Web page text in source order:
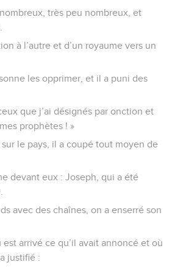
très peu nombreux, et
à l’autre et d’un royaume vers un
les opprimer, et il a puni des
que j’ai désignés par onction et
prophètes ! »
le pays, il a coupé tout moyen de
devant eux : Joseph, qui a été
avec des chaînes, on a enserré son
est arrivé ce qu’il avait annoncé et où
justifié :